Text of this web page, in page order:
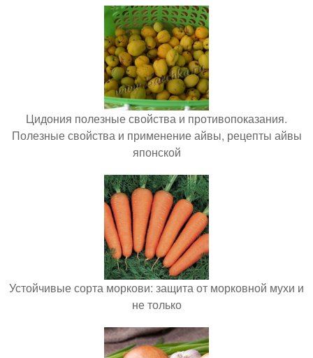
Цидония полезные свойства и противопоказания.
Полезные свойства и применение айвы, рецепты айвы
японской
Устойчивые сорта моркови: защита от морковной мухи и
не только